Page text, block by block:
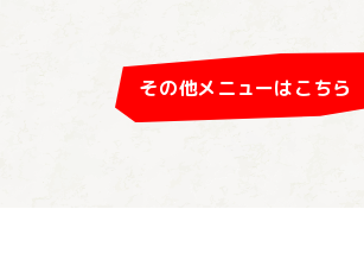
その他メニューはこちら